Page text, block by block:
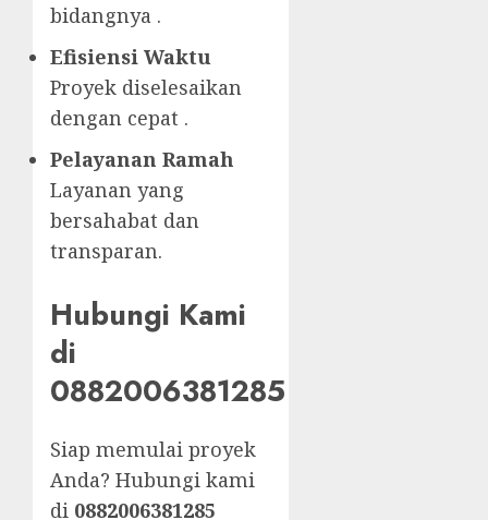
bidangnya .
Efisiensi Waktu
Proyek diselesaikan
dengan cepat .
Pelayanan Ramah
Layanan yang
bersahabat dan
transparan.
Hubungi Kami
di
0882006381285
Siap memulai proyek
Anda? Hubungi kami
di 0882006381285